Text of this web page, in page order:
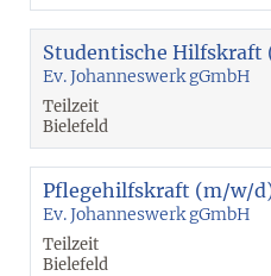
Ev. Johanneswerk gGmbH
Teilzeit
Bielefeld
Ev. Johanneswerk gGmbH
Teilzeit
Bielefeld